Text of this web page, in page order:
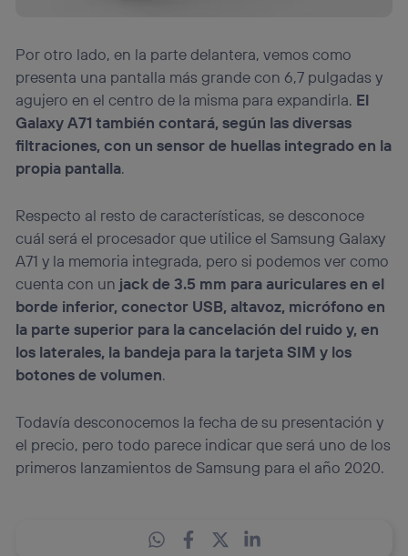
Por otro lado, en la parte delantera, vemos como
presenta una pantalla más grande con 6,7 pulgadas y
agujero en el centro de la misma para expandirla. El
Galaxy A71 también contará, según las diversas
filtraciones, con un sensor de huellas integrado en la
propia pantalla.
Respecto al resto de características, se desconoce
cuál será el procesador que utilice el Samsung Galaxy
A71 y la memoria integrada, pero si podemos ver como
cuenta con un jack de 3.5 mm para auriculares en el
borde inferior, conector USB, altavoz, micrófono en
la parte superior para la cancelación del ruido y, en
los laterales, la bandeja para la tarjeta SIM y los
botones de volumen.
Todavía desconocemos la fecha de su presentación y
el precio, pero todo parece indicar que será uno de los
primeros lanzamientos de Samsung para el año 2020.